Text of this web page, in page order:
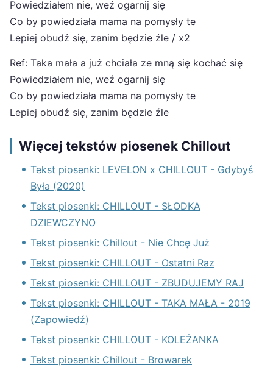
Powiedziałem nie, weź ogarnij się
Co by powiedziała mama na pomysły te
Lepiej obudź się, zanim będzie źle / x2
Ref: Taka mała a już chciała ze mną się kochać się
Powiedziałem nie, weź ogarnij się
Co by powiedziała mama na pomysły te
Lepiej obudź się, zanim będzie źle
Więcej tekstów piosenek Chillout
Tekst piosenki: LEVELON x CHILLOUT - Gdybyś
Była (2020)
Tekst piosenki: CHILLOUT - SŁODKA
DZIEWCZYNO
Tekst piosenki: Chillout - Nie Chcę Już
Tekst piosenki: CHILLOUT - Ostatni Raz
Tekst piosenki: CHILLOUT - ZBUDUJEMY RAJ
Tekst piosenki: CHILLOUT - TAKA MAŁA - 2019
(Zapowiedź)
Tekst piosenki: CHILLOUT - KOLEŻANKA
Tekst piosenki: Chillout - Browarek